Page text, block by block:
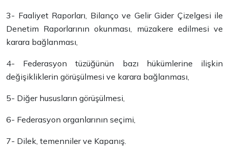
3- Faaliyet Raporları, Bilanço ve Gelir Gider Çizelgesi ile
Denetim Raporlarının okunması, müzakere edilmesi ve
karara bağlanması,
4- Federasyon tüzüğünün bazı hükümlerine ilişkin
değişikliklerin görüşülmesi ve karara bağlanması,
5- Diğer hususların görüşülmesi,
6- Federasyon organlarının seçimi,
7- Dilek, temenniler ve Kapanış.